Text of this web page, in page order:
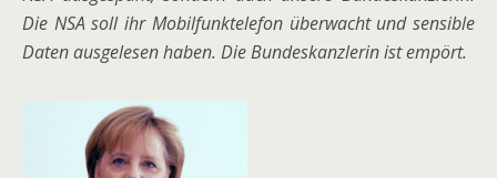
Die NSA soll ihr Mobilfunktelefon überwacht und sensible
Daten ausgelesen haben. Die Bundeskanzlerin ist empört.